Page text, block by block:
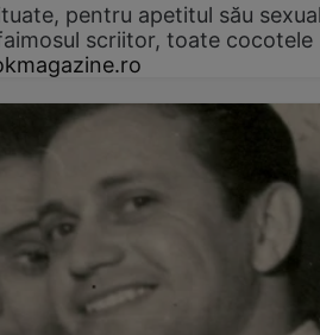
pentru apetitul său
scriitor, toate cocotele